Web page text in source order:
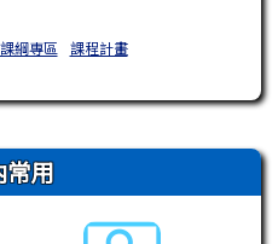
綱專區 課程計畫
常用